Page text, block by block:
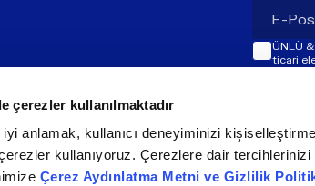
çerezler kullanılmaktadır
anlamak, kullanıcı deneyiminizi
kullanıyoruz. Çerezlere dair
Çerez Aydınlatma Metni ve Gizlilik
ÜNLÜ
ticari